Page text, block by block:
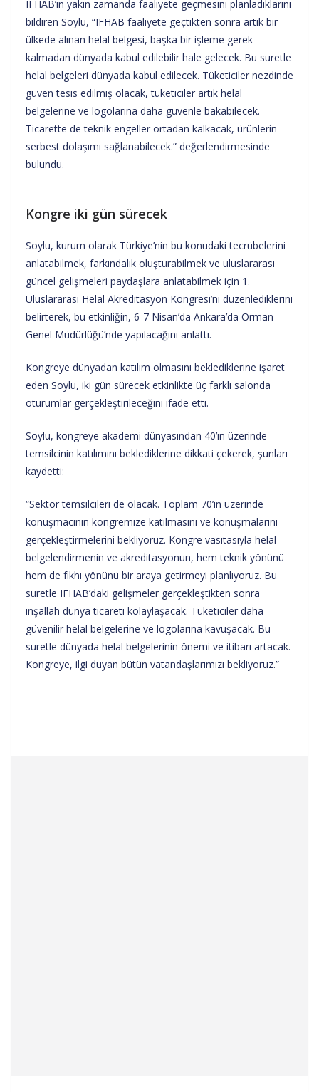
IFHAB’ın yakın zamanda faaliyete geçmesini planladıklarını
bildiren Soylu, “IFHAB faaliyete geçtikten sonra artık bir
ülkede alınan helal belgesi, başka bir işleme gerek
kalmadan dünyada kabul edilebilir hale gelecek. Bu suretle
helal belgeleri dünyada kabul edilecek. Tüketiciler nezdinde
güven tesis edilmiş olacak, tüketiciler artık helal
belgelerine ve logolarına daha güvenle bakabilecek.
Ticarette de teknik engeller ortadan kalkacak, ürünlerin
serbest dolaşımı sağlanabilecek.” değerlendirmesinde
bulundu.
Kongre iki gün sürecek
Soylu, kurum olarak Türkiye’nin bu konudaki tecrübelerini
anlatabilmek, farkındalık oluşturabilmek ve uluslararası
güncel gelişmeleri paydaşlara anlatabilmek için 1.
Uluslararası Helal Akreditasyon Kongresi’ni düzenlediklerini
belirterek, bu etkinliğin, 6-7 Nisan’da Ankara’da Orman
Genel Müdürlüğü’nde yapılacağını anlattı.
Kongreye dünyadan katılım olmasını beklediklerine işaret
eden Soylu, iki gün sürecek etkinlikte üç farklı salonda
oturumlar gerçekleştirileceğini ifade etti.
Soylu, kongreye akademi dünyasından 40’ın üzerinde
temsilcinin katılımını beklediklerine dikkati çekerek, şunları
kaydetti:
“Sektör temsilcileri de olacak. Toplam 70’in üzerinde
konuşmacının kongremize katılmasını ve konuşmalarını
gerçekleştirmelerini bekliyoruz. Kongre vasıtasıyla helal
belgelendirmenin ve akreditasyonun, hem teknik yönünü
hem de fıkhı yönünü bir araya getirmeyi planlıyoruz. Bu
suretle IFHAB’daki gelişmeler gerçekleştikten sonra
inşallah dünya ticareti kolaylaşacak. Tüketiciler daha
güvenilir helal belgelerine ve logolarına kavuşacak. Bu
suretle dünyada helal belgelerinin önemi ve itibarı artacak.
Kongreye, ilgi duyan bütün vatandaşlarımızı bekliyoruz.”